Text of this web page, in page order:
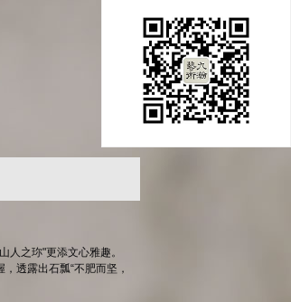
之珎"更添文心雅趣。
透露出石瓢“不肥而坚，